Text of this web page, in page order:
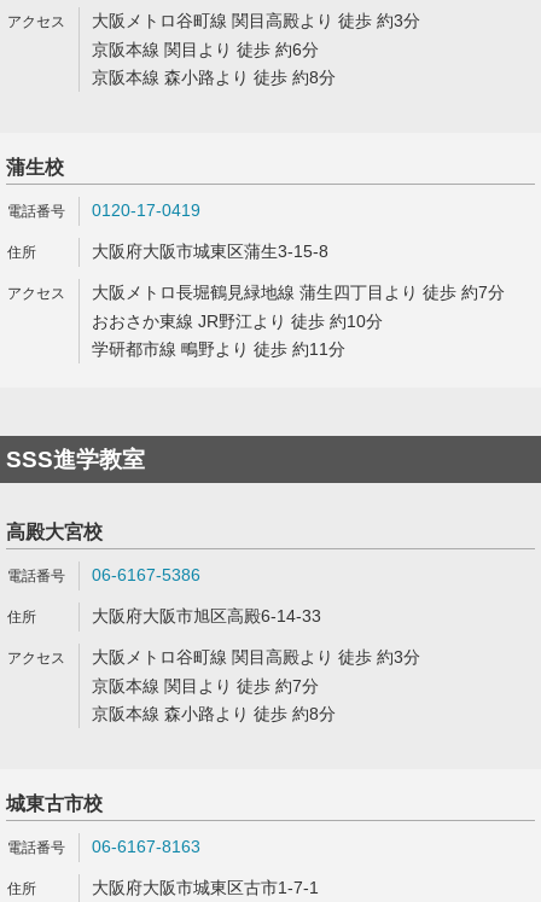
大阪メトロ谷町線 関目高殿より 徒歩 約3分
京阪本線 関目より 徒歩 約6分
京阪本線 森小路より 徒歩 約8分
蒲生校
0120-17-0419
大阪府大阪市城東区蒲生3-15-8
大阪メトロ長堀鶴見緑地線 蒲生四丁目より 徒歩 約7分
おおさか東線 JR野江より 徒歩 約10分
学研都市線 鴫野より 徒歩 約11分
SSS進学教室
高殿大宮校
06-6167-5386
大阪府大阪市旭区高殿6-14-33
大阪メトロ谷町線 関目高殿より 徒歩 約3分
京阪本線 関目より 徒歩 約7分
京阪本線 森小路より 徒歩 約8分
城東古市校
06-6167-8163
大阪府大阪市城東区古市1-7-1